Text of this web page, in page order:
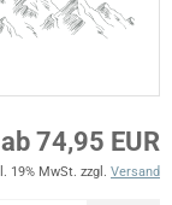
ab 74,95 EUR
19% MwSt. zzgl. Versand